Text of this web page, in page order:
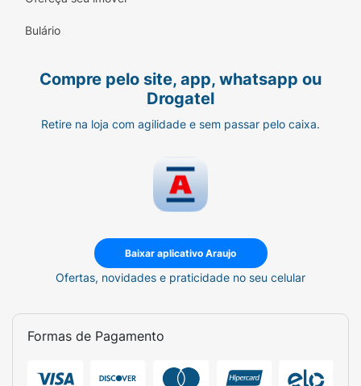
Bulário
Compre pelo site, app, whatsapp ou
Drogatel
Retire na loja com agilidade e sem passar pelo caixa.
Baixar aplicativo Araujo
Ofertas, novidades e praticidade no seu celular
Formas de Pagamento